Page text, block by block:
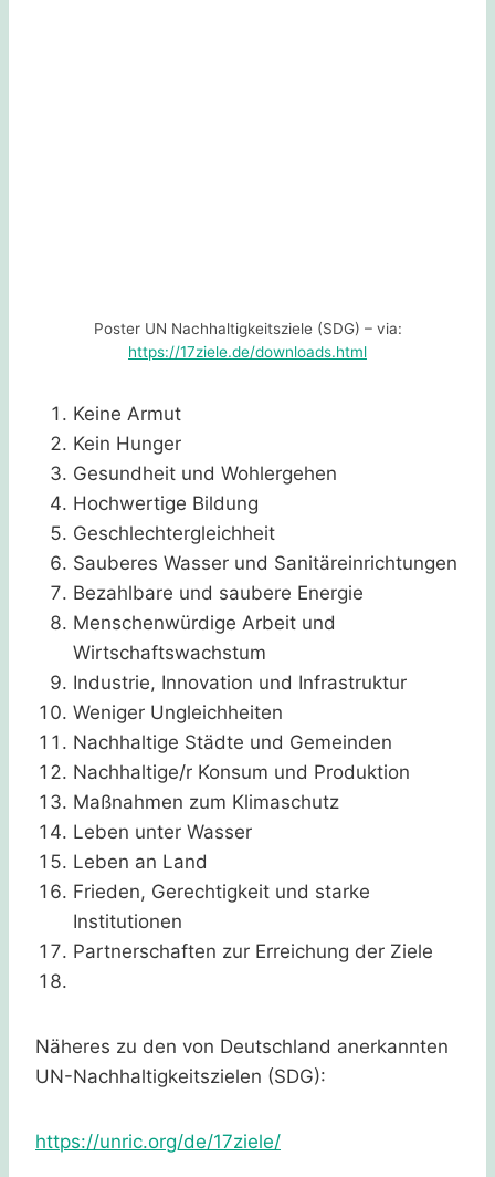
Poster UN Nachhaltigkeitsziele (SDG) – via:
https://17ziele.de/downloads.html
Keine Armut
Kein Hunger
Gesundheit und Wohlergehen
Hochwertige Bildung
Geschlechtergleichheit
Sauberes Wasser und Sanitäreinrichtungen
Bezahlbare und saubere Energie
Menschenwürdige Arbeit und
Wirtschaftswachstum
Industrie, Innovation und Infrastruktur
Weniger Ungleichheiten
Nachhaltige Städte und Gemeinden
Nachhaltige/r Konsum und Produktion
Maßnahmen zum Klimaschutz
Leben unter Wasser
Leben an Land
Frieden, Gerechtigkeit und starke
Institutionen
Partnerschaften zur Erreichung der Ziele
Näheres zu den von Deutschland anerkannten
UN-Nachhaltigkeitszielen (SDG):
https://unric.org/de/17ziele/